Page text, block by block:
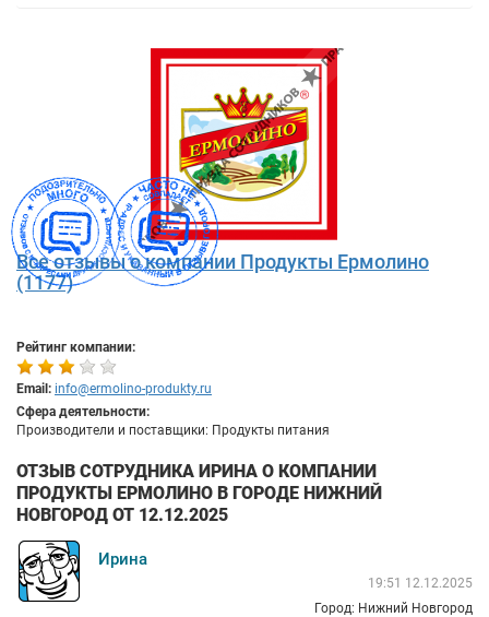
Все отзывы о компании Продукты Ермолино
(1177)
Рейтинг компании:
Email: info@ermolino-produkty.ru
Сфера деятельности:
Производители и поставщики: Продукты питания
ОТЗЫВ СОТРУДНИКА ИРИНА О КОМПАНИИ
ПРОДУКТЫ ЕРМОЛИНО В ГОРОДЕ НИЖНИЙ
НОВГОРОД ОТ 12.12.2025
Ирина
19:51 12.12.2025
Город: Нижний Новгород